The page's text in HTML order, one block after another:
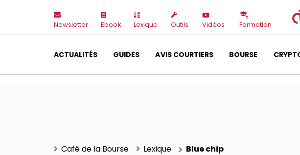
Newsletter Ebook Lexique Outils Vidéos Formation
ACTUALITÉS GUIDES AVIS COURTIERS BOURSE
Café de la Bourse Lexique Blue chip